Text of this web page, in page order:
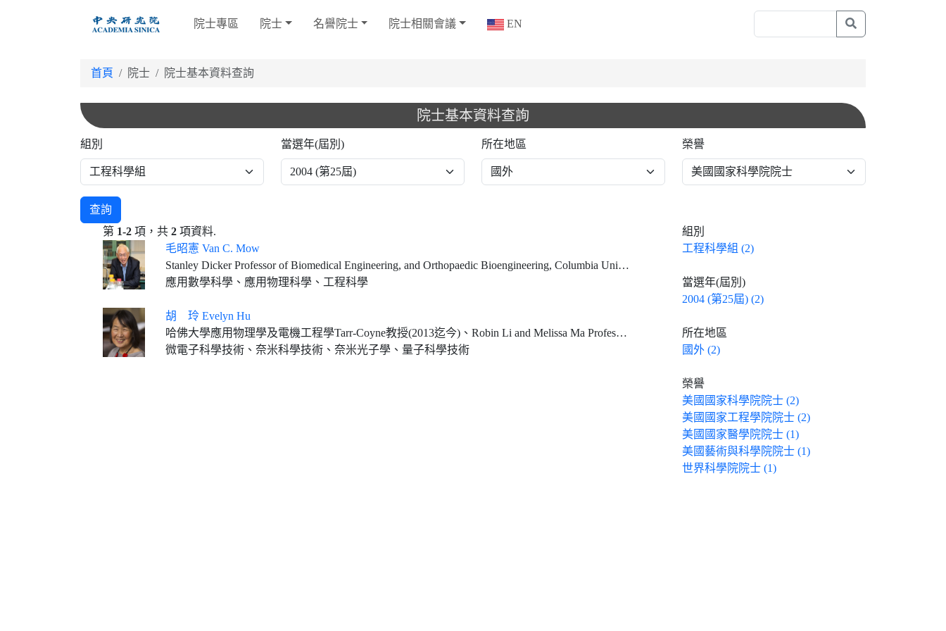
院士專區 院士 名譽院士 院士相關會議 EN
首頁 院士 院士基本資料查詢
院士基本資料查詢
組別 當選年(屆別) 所在地區 榮譽
查詢
第 1-2 項，共 2 項資料.
毛昭憲 Van C. Mow
Stanley Dicker Professor of Biomedical Engineering, and Orthopaedic Bioengineering, Columbia University
應用數學科學、應用物理科學、工程科學
胡 玲 Evelyn Hu
哈佛大學應用物理學及電機工程學Tarr-Coyne教授(2013迄今)、Robin Li and Melissa Ma Professor of Arts and Sciences (2013)
微電子科學技術、奈米科學技術、奈米光子學、量子科學技術
組別
工程科學組 (2)
當選年(屆別)
2004 (第25屆) (2)
所在地區
國外 (2)
榮譽
美國國家科學院院士 (2)
美國國家工程學院院士 (2)
美國國家醫學院院士 (1)
美國藝術與科學院院士 (1)
世界科學院院士 (1)